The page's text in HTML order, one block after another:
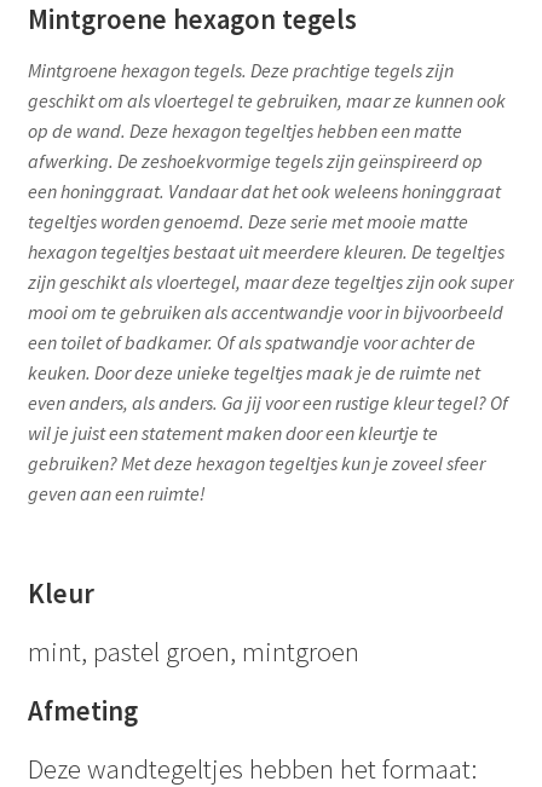
Mintgroene hexagon tegels
Mintgroene hexagon tegels. Deze prachtige tegels zijn
geschikt om als vloertegel te gebruiken, maar ze kunnen ook
op de wand. Deze hexagon tegeltjes hebben een matte
afwerking. De zeshoekvormige tegels zijn geïnspireerd op
een honinggraat. Vandaar dat het ook weleens honinggraat
tegeltjes worden genoemd. Deze serie met mooie matte
hexagon tegeltjes bestaat uit meerdere kleuren. De tegeltjes
zijn geschikt als vloertegel, maar deze tegeltjes zijn ook super
mooi om te gebruiken als accentwandje voor in bijvoorbeeld
een toilet of badkamer. Of als spatwandje voor achter de
keuken. Door deze unieke tegeltjes maak je de ruimte net
even anders, als anders. Ga jij voor een rustige kleur tegel? Of
wil je juist een statement maken door een kleurtje te
gebruiken? Met deze hexagon tegeltjes kun je zoveel sfeer
geven aan een ruimte!
Kleur
mint, pastel groen, mintgroen
Afmeting
Deze wandtegeltjes hebben het formaat: